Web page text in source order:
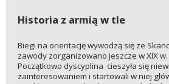
Historia z armią w tle
Biegi na orientację wywodzą się ze
zawody zorganizowano jeszcze w XIX
Początkowo dyscyplina cieszyła się
zainteresowaniem i startowali w niej